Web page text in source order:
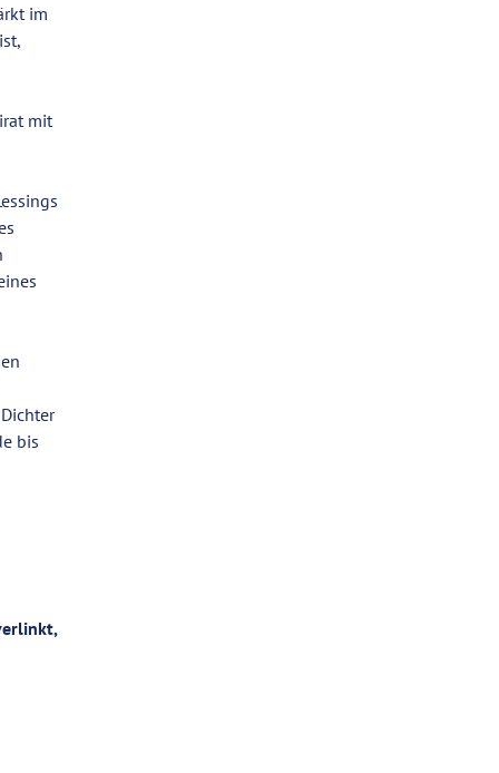
im
mit
bis